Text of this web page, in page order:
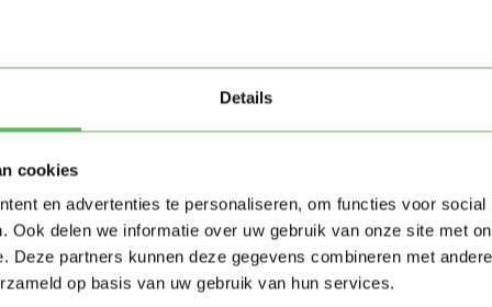
Details
cookies
en advertenties te personaliseren, om functies voor social
Ook delen we informatie over uw gebruik van onze site met
Deze partners kunnen deze gegevens combineren met
op basis van uw gebruik van hun services.